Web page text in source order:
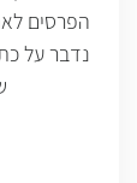
הפרסים
נדבר על